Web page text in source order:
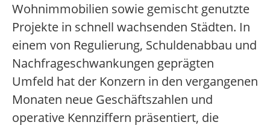
Wohnimmobilien sowie gemischt genutzte
Projekte in schnell wachsenden Städten. In
einem von Regulierung, Schuldenabbau und
Nachfrageschwankungen geprägten
Umfeld hat der Konzern in den vergangenen
Monaten neue Geschäftszahlen und
operative Kennziffern präsentiert, die